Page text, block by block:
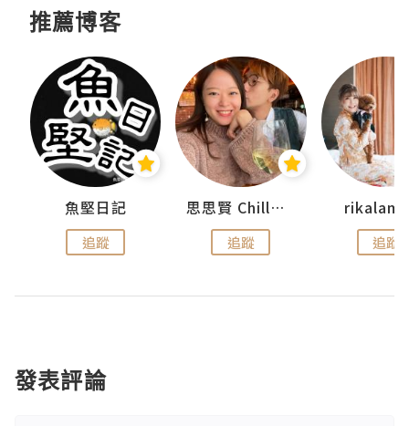
推薦博客
魚堅日記
追蹤
思思賢 ChillMyBabe
追蹤 追蹤
發表評論